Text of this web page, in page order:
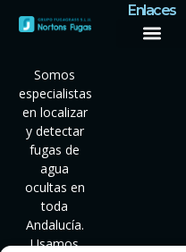
Somos
especialistas
en localizar
y detectar
fugas de
agua
ocultas en
toda
Andalucía.
Usamos
Enlaces